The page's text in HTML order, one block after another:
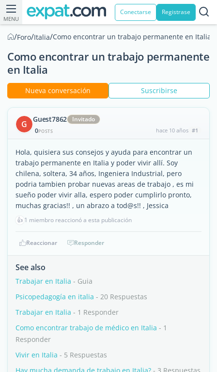
MENU
Conectarse Registrase
/Foro/Italia/Como encontrar un trabajo permanente en Italia
Como encontrar un trabajo permanente
en Italia
Nueva conversación Suscribirse
G Guest7862
Invitado
0POSTS hace 10 años #1
Hola, quisiera sus consejos y ayuda para encontrar un
trabajo permanente en Italia y poder vivir allí. Soy
chilena, soltera, 34 años, Ingeniera Industrial, pero
podria tambien probar nuevas areas de trabajo , es mi
sueño poder vivir alla, espero poder cumplirlo pronto,
muchas gracias!! , un abrazo a tod@s!! , Jessica
👍 1 miembro reaccionó a esta publicación
Reaccionar Responder
See also
Trabajar en Italia - Guia
Psicopedagogía en italia - 20 Respuestas
Trabajar en Italia - 1 Responder
Como encontrar trabajo de médico en Italia - 1
Responder
Vivir en Italia - 5 Respuestas